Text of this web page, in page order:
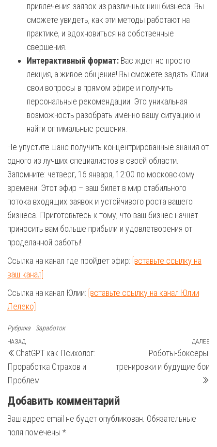
привлечения заявок из различных ниш бизнеса. Вы
сможете увидеть, как эти методы работают на
практике, и вдохновиться на собственные
свершения.
Интерактивный формат: Вас ждет не просто
лекция, а живое общение! Вы сможете задать Юлии
свои вопросы в прямом эфире и получить
персональные рекомендации. Это уникальная
возможность разобрать именно вашу ситуацию и
найти оптимальные решения.
Не упустите шанс получить концентрированные знания от
одного из лучших специалистов в своей области.
Запомните: четверг, 16 января, 12:00 по московскому
времени. Этот эфир – ваш билет в мир стабильного
потока входящих заявок и устойчивого роста вашего
бизнеса. Приготовьтесь к тому, что ваш бизнес начнет
приносить вам больше прибыли и удовлетворения от
проделанной работы!
Ссылка на канал где пройдет эфир: [вставьте ссылку на
ваш канал]
Ссылка на канал Юлии: [вставьте ссылку на канал Юлии
Лелеко]
Рубрика Заработок
Навигация
по
записям
Предыдущая
запись
НАЗАД
ChatGPT как Психолог:
Проработка Страхов и
Проблем
ДАЛЕЕ
Роботы-боксеры:
тренировки и будущие бои
Добавить комментарий
Ваш адрес email не будет опубликован. Обязательные
поля помечены *